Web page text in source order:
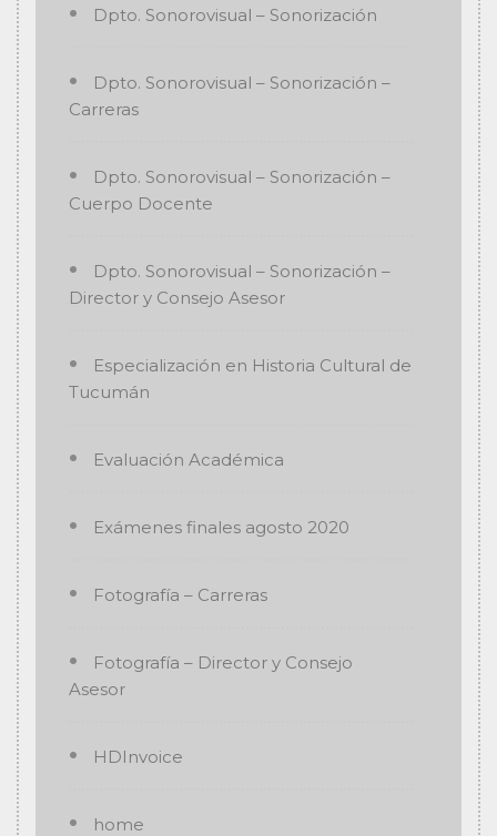
Dpto. Sonorovisual – Sonorización
Dpto. Sonorovisual – Sonorización –
Carreras
Dpto. Sonorovisual – Sonorización –
Cuerpo Docente
Dpto. Sonorovisual – Sonorización –
Director y Consejo Asesor
Especialización en Historia Cultural de
Tucumán
Evaluación Académica
Exámenes finales agosto 2020
Fotografía – Carreras
Fotografía – Director y Consejo
Asesor
HDInvoice
home